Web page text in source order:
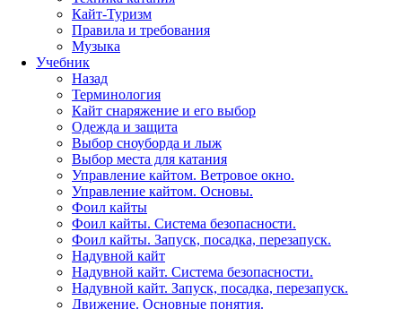
Кайт-Туризм
Правила и требования
Музыка
Учебник
Назад
Терминология
Кайт снаряжение и его выбор
Одежда и защита
Выбор сноуборда и лыж
Выбор места для катания
Управление кайтом. Ветровое окно.
Управление кайтом. Основы.
Фоил кайты
Фоил кайты. Система безопасности.
Фоил кайты. Запуск, посадка, перезапуск.
Надувной кайт
Надувной кайт. Система безопасности.
Надувной кайт. Запуск, посадка, перезапуск.
Движение. Основные понятия.